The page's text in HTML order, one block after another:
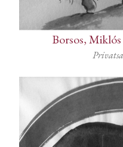
Borsos, Miklós